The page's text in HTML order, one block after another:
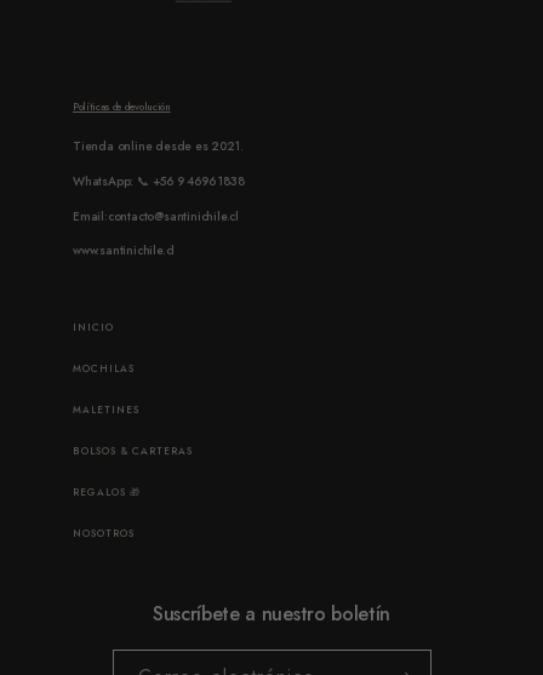
Políticas de devolución
Tienda online desde es 2021.
WhatsApp: 📞 +56 9 4696 1838
Email:contacto@santinichile.cl
www.santinichile.cl
INICIO
MOCHILAS
MALETINES
BOLSOS & CARTERAS
REGALOS 🎁
NOSOTROS
Suscríbete a nuestro boletín